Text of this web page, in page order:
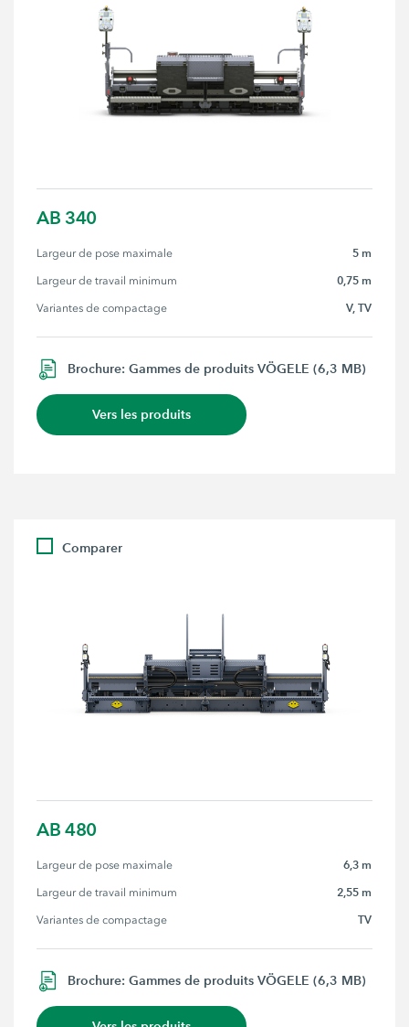
AB 340
Largeur de pose maximale 5 m
Largeur de travail minimum 0,75 m
Variantes de compactage V, TV
Brochure: Gammes de produits VÖGELE (6,3 MB)
Vers les produits
Comparer
AB 480
Largeur de pose maximale 6,3 m
Largeur de travail minimum 2,55 m
Variantes de compactage TV
Brochure: Gammes de produits VÖGELE (6,3 MB)